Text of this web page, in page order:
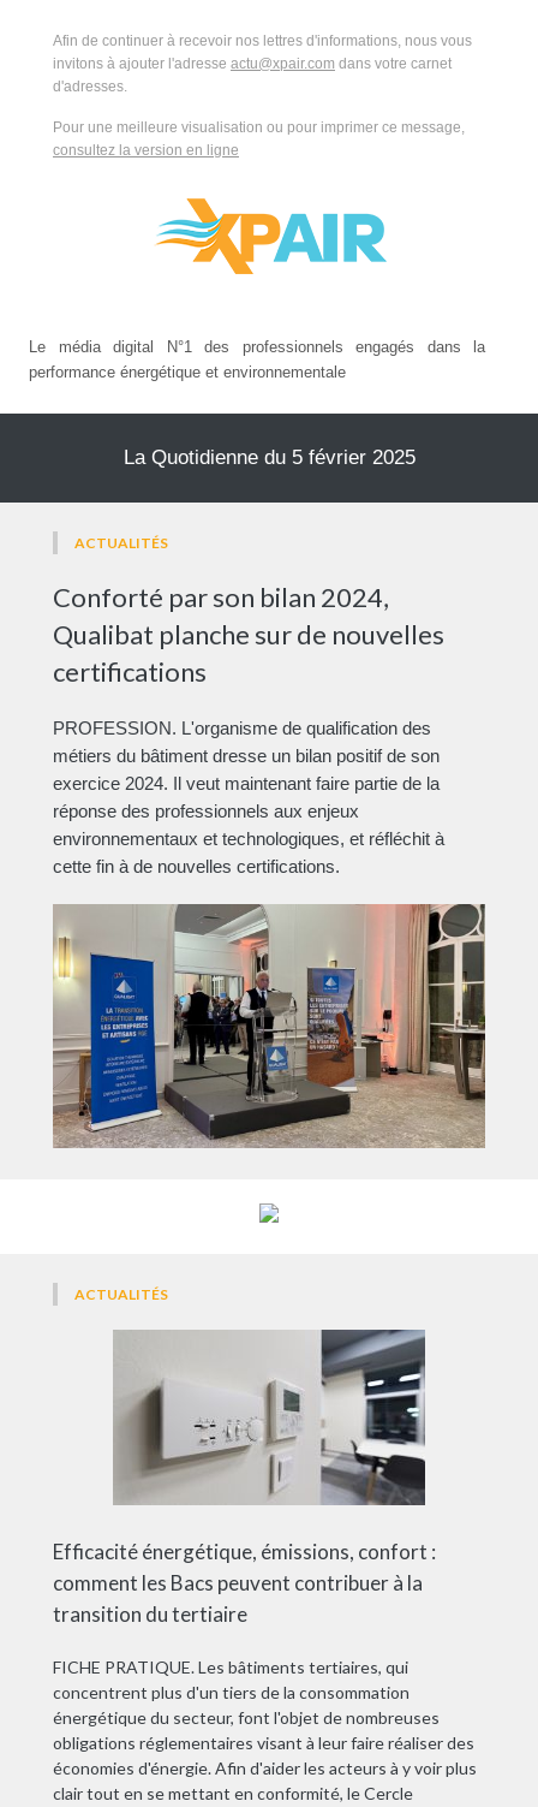
Afin de continuer à recevoir nos lettres d'informations, nous vous
invitons à ajouter l'adresse actu@xpair.com dans votre carnet
d'adresses.
Pour une meilleure visualisation ou pour imprimer ce message,
consultez la version en ligne
Le média digital N°1 des professionnels engagés dans la
performance énergétique et environnementale
La Quotidienne du 5 février 2025
ACTUALITÉS
Conforté par son bilan 2024,
Qualibat planche sur de nouvelles
certifications
PROFESSION. L'organisme de qualification des
métiers du bâtiment dresse un bilan positif de son
exercice 2024. Il veut maintenant faire partie de la
réponse des professionnels aux enjeux
environnementaux et technologiques, et réfléchit à
cette fin à de nouvelles certifications.
ACTUALITÉS
Efficacité énergétique, émissions, confort :
comment les Bacs peuvent contribuer à la
transition du tertiaire
FICHE PRATIQUE. Les bâtiments tertiaires, qui
concentrent plus d'un tiers de la consommation
énergétique du secteur, font l'objet de nombreuses
obligations réglementaires visant à leur faire réaliser des
économies d'énergie. Afin d'aider les acteurs à y voir plus
clair tout en se mettant en conformité, le Cercle